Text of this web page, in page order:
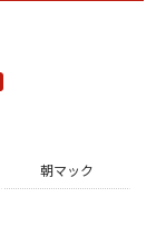
朝マック